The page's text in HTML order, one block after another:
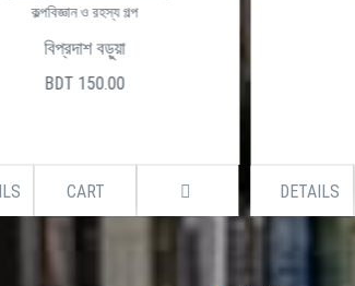
BDT 200.00
DETAILS CART